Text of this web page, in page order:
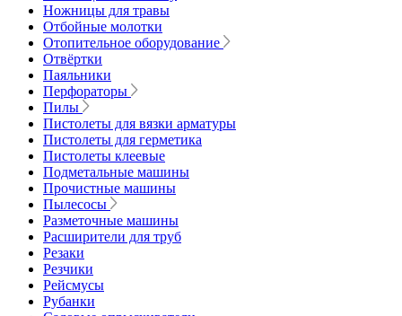
Ножницы для травы
Отбойные молотки
Отопительное оборудование
Отвёртки
Паяльники
Перфораторы
Пилы
Пистолеты для вязки арматуры
Пистолеты для герметика
Пистолеты клеевые
Подметальные машины
Прочистные машины
Пылесосы
Разметочные машины
Расширители для труб
Резаки
Резчики
Рейсмусы
Рубанки